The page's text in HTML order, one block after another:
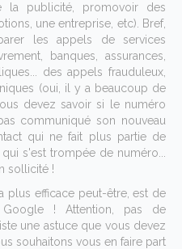
la publicité, promovoir des
une entreprise, etc). Bref,
les appels de services
banques, assurances,
des appels frauduleux,
(oui, il y a beaucoup de
devez savoir si le numéro
communiqué son nouveau
qui ne fait plus partie de
s'est trompée de numéro...
sollicité !
plus efficace peut-être, est de
! Attention, pas de
une astuce que vous devez
souhaitons vous en faire part